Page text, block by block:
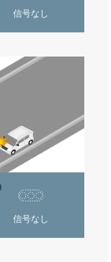
信号なし
信号なし